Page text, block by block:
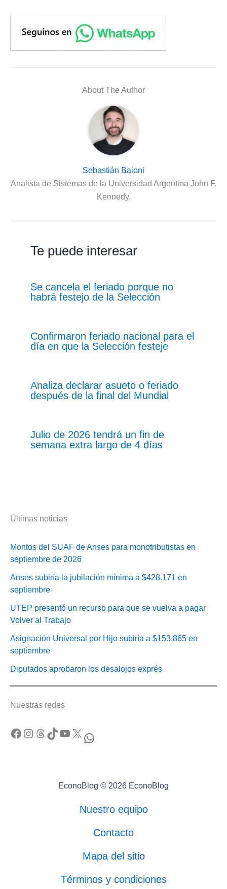
About The Author
Sebastián Baioni
Analista de Sistemas de la Universidad Argentina John F.
Kennedy.
Te puede interesar
Se cancela el feriado porque no
habrá festejo de la Selección
Confirmaron feriado nacional para el
día en que la Selección festeje
Analiza declarar asueto o feriado
después de la final del Mundial
Julio de 2026 tendrá un fin de
semana extra largo de 4 días
Últimas noticias
Montos del SUAF de Anses para monotributistas en
septiembre de 2026
Anses subiría la jubilación mínima a $428.171 en
septiembre
UTEP presentó un recurso para que se vuelva a pagar
Volver al Trabajo
Asignación Universal por Hijo subiría a $153.865 en
septiembre
Diputados aprobaron los desalojos exprés
Nuestras redes
Facebook Instagram Threads TikTok YouTube X WhatsApp
EconoBlog © 2026 EconoBlog
Nuestro equipo
Contacto
Mapa del sitio
Términos y condiciones